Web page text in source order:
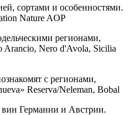
сортами и особенностями.
Nature AOP
регионами,
Arancio, Nero d'Avola, Sicilia
с регионами,
Reserva/Neleman, Bobal
вин Германии и Австрии.